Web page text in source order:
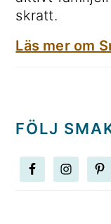
skratt.
Läs mer om
FÖLJ